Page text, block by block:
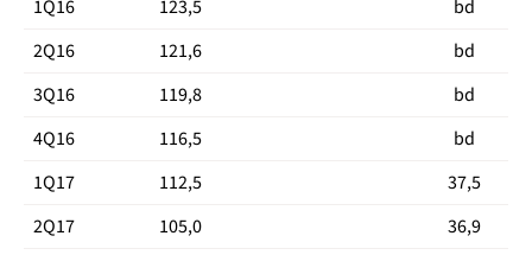
1Q16
123,5
bd
2Q16
121,6
bd
3Q16
119,8
bd
4Q16
116,5
bd
1Q17
112,5
37,5
2Q17
105,0
36,9